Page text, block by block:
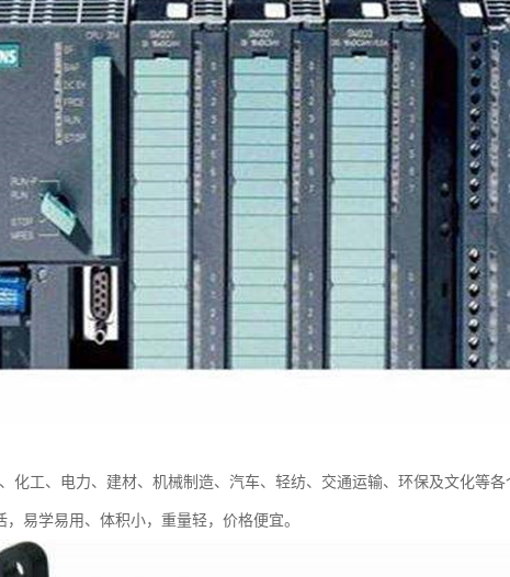
化工、电力、建材、机械制造、汽车、轻纺、交通运输、环保及文化等各
易学易用、体积小，重量轻，价格便宜。